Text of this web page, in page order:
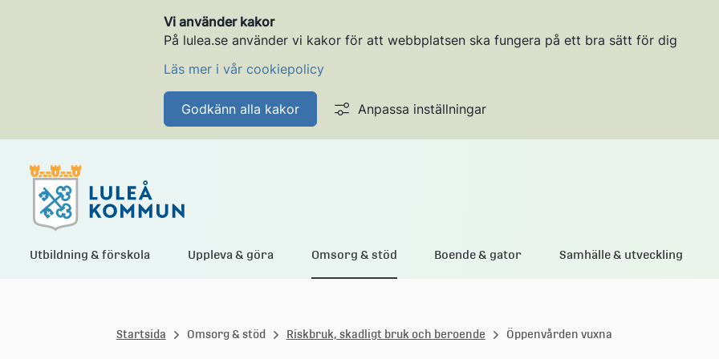
Vi använder kakor
På lulea.se använder vi kakor för att webbplatsen ska fungera på ett bra sätt för dig
Läs mer i vår cookiepolicy
Godkänn alla kakor Anpassa inställningar
L
Utbildning & förskola Uppleva & göra Omsorg & stöd Boende & gator Samhälle & utveckling
Startsida Omsorg & stöd Riskbruk, skadligt bruk och beroende Öppenvården vuxna